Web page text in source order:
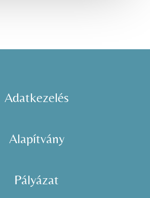
Adatkezelés
Alapítvány
Pályázat